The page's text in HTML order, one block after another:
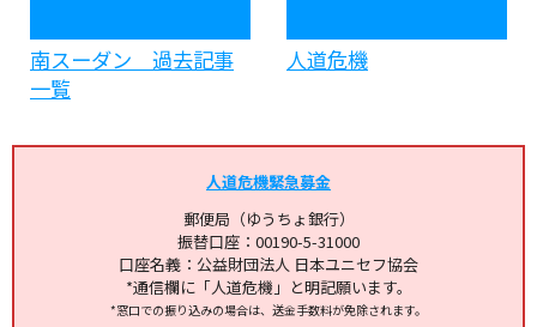
南スーダン 過去記事
一覧
人道危機
人道危機緊急募金
郵便局（ゆうちょ銀行）
振替口座：00190-5-31000
口座名義：公益財団法人 日本ユニセフ協会
*通信欄に「人道危機」と明記願います。
*窓口での振り込みの場合は、送金手数料が免除されます。